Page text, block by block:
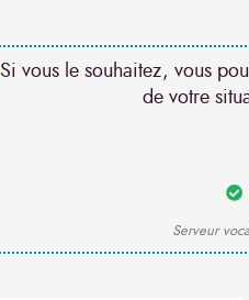
Si vous le souhaitez, vous
de votre
Serveur